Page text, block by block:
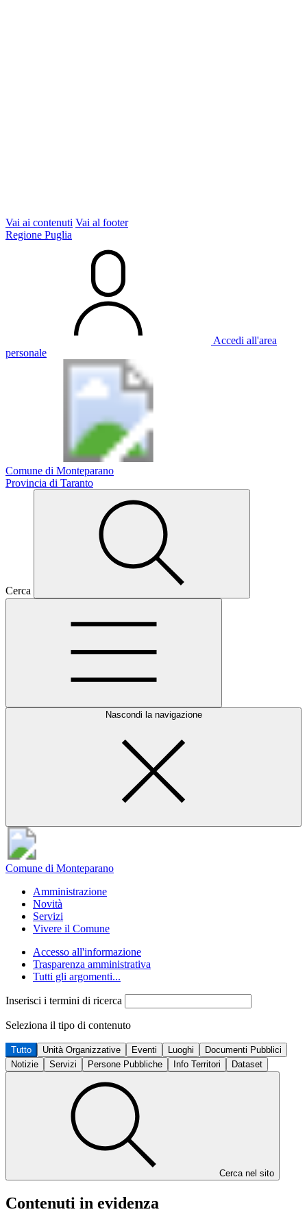
Vai ai contenuti Vai al footer
Regione Puglia
Accedi all'area
personale
Comune di Monteparano
Provincia di Taranto
Cerca
Nascondi la navigazione
Comune di Monteparano
Amministrazione
Novità
Servizi
Vivere il Comune
Accesso all'informazione
Trasparenza amministrativa
Tutti gli argomenti...
Inserisci i termini di ricerca
Seleziona il tipo di contenuto
Tutto Unità Organizzative Eventi Luoghi
Documenti Pubblici
Notizie
Servizi Persone Pubbliche Info Territori Dataset
Cerca nel sito
Contenuti in evidenza